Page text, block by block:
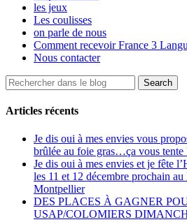
les jeux
Les coulisses
on parle de nous
Comment recevoir France 3
Nous contacter
Articles récents
Je dis oui à mes envies vous
brûlée au foie gras…ça vous tente
Je dis oui à mes envies et je fête
les 11 et 12 décembre prochain au
Montpellier
DES PLACES À GAGNER
USAP/COLOMIERS